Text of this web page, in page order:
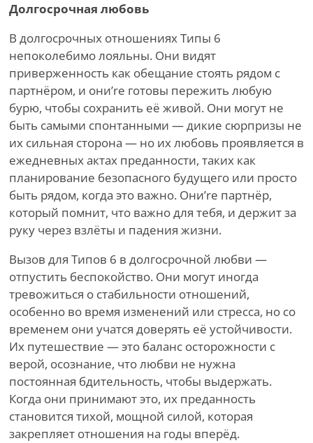
Долгосрочная любовь
В долгосрочных отношениях Типы 6
непоколебимо лояльны. Они видят
приверженность как обещание стоять рядом с
партнёром, и они’re готовы пережить любую
бурю, чтобы сохранить её живой. Они могут не
быть самыми спонтанными — дикие сюрпризы не
их сильная сторона — но их любовь проявляется в
ежедневных актах преданности, таких как
планирование безопасного будущего или просто
быть рядом, когда это важно. Они’re партнёр,
который помнит, что важно для тебя, и держит за
руку через взлёты и падения жизни.
Вызов для Типов 6 в долгосрочной любви —
отпустить беспокойство. Они могут иногда
тревожиться о стабильности отношений,
особенно во время изменений или стресса, но со
временем они учатся доверять её устойчивости.
Их путешествие — это баланс осторожности с
верой, осознание, что любви не нужна
постоянная бдительность, чтобы выдержать.
Когда они принимают это, их преданность
становится тихой, мощной силой, которая
закрепляет отношения на годы вперёд.